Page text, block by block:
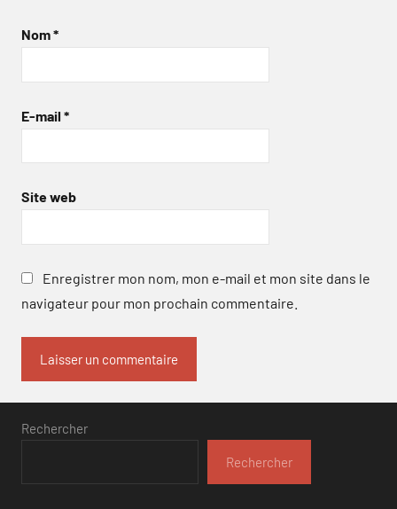
Nom*
E-mail *
Site web
Enregistrer mon nom, mon e-mail et mon site dans le
navigateur pour mon prochain commentaire.
Rechercher
Rechercher